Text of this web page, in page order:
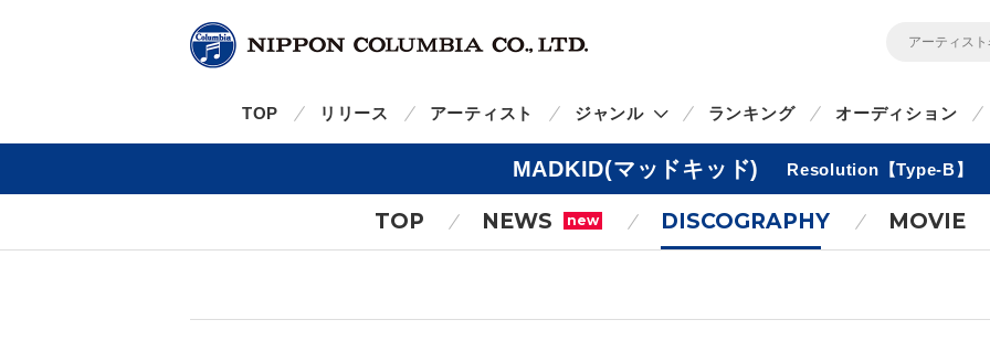
TOP リリース アーティスト ジャンル ランキング オーディション
MADKID(マッドキッド) Resolution【Type-B】
TOP NEWS new DISCOGRAPHY MOVIE